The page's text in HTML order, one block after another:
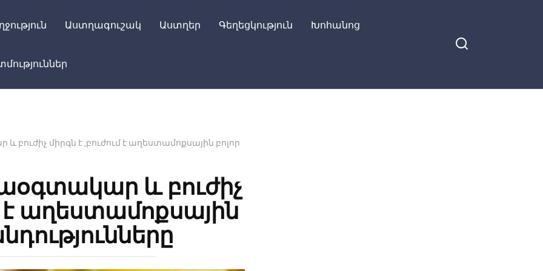
Աստղագուշակ Աստղեր Գեղեցկություն Խոհանոց
բուժիչ միրգն է ,բուժում է աղեստամոքսային բոլոր
և բուժիչ
է աղեստամոքսային